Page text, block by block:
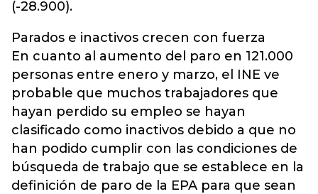
(-28.900).
Parados e inactivos crecen con fuerza
En cuanto al aumento del paro en 121.000
personas entre enero y marzo, el INE ve
probable que muchos trabajadores que
hayan perdido su empleo se hayan
clasificado como inactivos debido a que no
han podido cumplir con las condiciones de
búsqueda de trabajo que se establece en la
definición de paro de la EPA para que sean